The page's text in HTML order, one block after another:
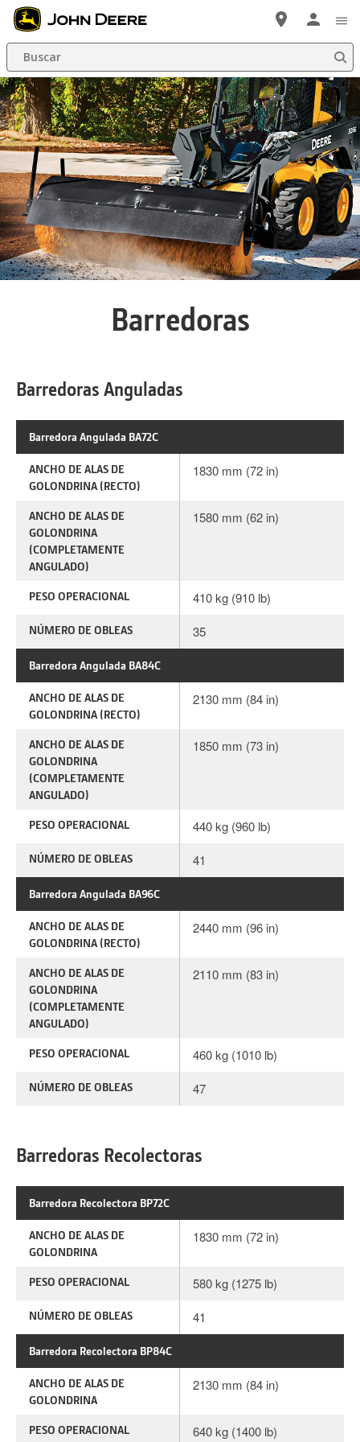
Saltar
a
contenido
principal
Buscar
Barredoras
Barredoras Anguladas
Barredora Angulada BA72C
ANCHO DE ALAS DE
GOLONDRINA (RECTO)
1830 mm (72 in)
ANCHO DE ALAS DE
GOLONDRINA
(COMPLETAMENTE
ANGULADO)
1580 mm (62 in)
PESO OPERACIONAL 410 kg (910 lb)
NÚMERO DE OBLEAS 35
Barredora Angulada BA84C
ANCHO DE ALAS DE
GOLONDRINA (RECTO)
2130 mm (84 in)
ANCHO DE ALAS DE
GOLONDRINA
(COMPLETAMENTE
ANGULADO)
1850 mm (73 in)
PESO OPERACIONAL 440 kg (960 lb)
NÚMERO DE OBLEAS 41
Barredora Angulada BA96C
ANCHO DE ALAS DE
GOLONDRINA (RECTO)
2440 mm (96 in)
ANCHO DE ALAS DE
GOLONDRINA
(COMPLETAMENTE
ANGULADO)
2110 mm (83 in)
PESO OPERACIONAL 460 kg (1010 lb)
NÚMERO DE OBLEAS 47
Barredoras Recolectoras
Barredora Recolectora BP72C
ANCHO DE ALAS DE
GOLONDRINA
1830 mm (72 in)
PESO OPERACIONAL 580 kg (1275 lb)
NÚMERO DE OBLEAS 41
Barredora Recolectora BP84C
ANCHO DE ALAS DE
GOLONDRINA
2130 mm (84 in)
PESO OPERACIONAL 640 kg (1400 lb)